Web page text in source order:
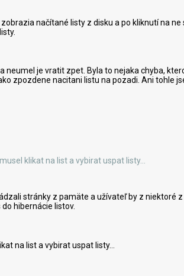
načítané listy z disku a po kliknutí na
je vratit zpet. Byla to nejaka chyba,
zpozdene nacitani listu na pozadi. Ani tohle
klikat na list a vybirat uspat listy...
stránky z pamäte a užívateľ by z niektoré
hibernácie listov.
na list a vybirat uspat listy...